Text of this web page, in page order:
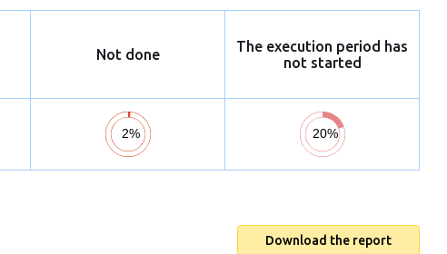
Not done
The execution period has
not started
Download the report